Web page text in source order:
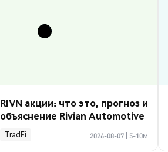
RIVN акции: что это, прогноз и
объяснение Rivian Automotive
TradFi 2026-08-07 5-10м